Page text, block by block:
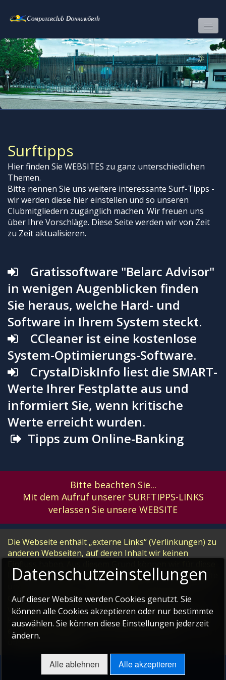
COMPUTERCLUB DONAUWÖRTH
CLUBPROGRAMM
WIR
SURFTIPPS
LINKS
MITGLIEDERBEREICH
DAMALS-HEUTE
UNTERWEGS
SITEMAP
IMPRESSUM
DATENSCHUTZ
Surftipps
Hier finden Sie WEBSITES zu ganz unterschiedlichen
Themen.
Bitte nennen Sie uns weitere interessante Surf-Tipps -
wir werden diese hier einstellen und so unseren
Clubmitgliedern zugänglich machen. Wir freuen uns
über Ihre Vorschläge. Diese Seite werden wir von Zeit
zu Zeit aktualisieren.
Gratissoftware "Belarc Advisor"
in wenigen Augenblicken finden
Sie heraus, welche Hard- und
Software in Ihrem System steckt.
CCleaner ist eine kostenlose
System-Optimierungs-Software.
CrystalDiskInfo liest die SMART-
Werte Ihrer Festplatte aus und
informiert Sie, wenn kritische
Werte erreicht wurden.
Tipps zum Online-Banking
Bitte beachten Sie...
Mit dem Aufruf unserer SURFTIPPS-LINKS
verlassen Sie unsere WEBSITE
Die Webseite enthält „externe Links“ (Verlinkungen) zu
anderen Webseiten, auf deren Inhalt wir keinen
Inhalte auch keine Gewähr übernehmen. Für die Inhalte
und Richtigkeit der bereitgestellten Informationen ist
der jeweilige Anbieter der verlinkten Webseite
verantwortlich. Zum Zeitpunkt der Verlinkung waren
keine Rechtsverstöße erkennbar. Bei Bekanntwerden
einer solchen Rechtsverletzung wird der Link
umgehend entfernt.
Datenschutzeinstellungen
Auf dieser Website werden Cookies genutzt. Sie
können alle Cookies akzeptieren oder nur bestimmte
auswählen. Sie können diese Einstellungen jederzeit
ändern.
Alle ablehnen Alle akzeptieren